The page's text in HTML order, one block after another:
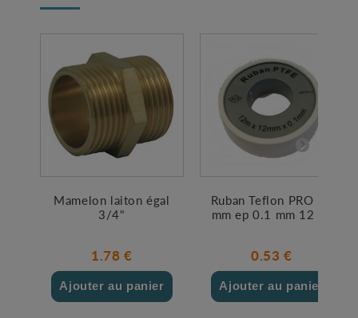
Mamelon laiton égal
3/4"
1.78 €
Ajouter au panier
Ruban Teflon PRO 12
mm ep 0.1 mm 12 ml
0.53 €
Ajouter au panier